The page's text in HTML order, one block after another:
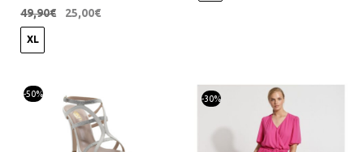
49,90€ 25,00€
XL
-50% -30%